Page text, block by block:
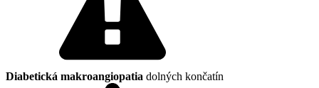
Diabetická makroangiopatia dolných končatín